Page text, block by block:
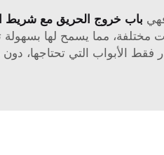
باب خروج الحريق مع شريط
مختلفة، مما يسمح لها
الأبواب التي تحتاجها،